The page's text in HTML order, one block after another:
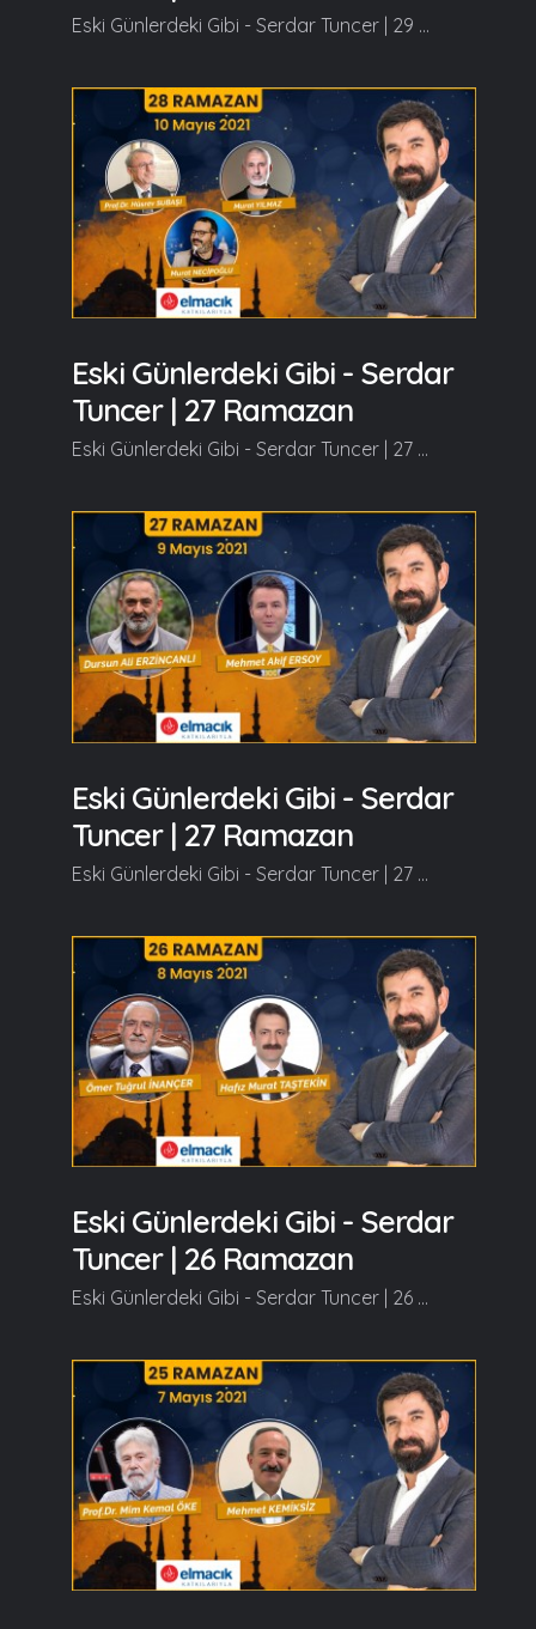
Eski Günlerdeki Gibi - Serdar Tuncer | 29 Ramazan Bugün sunucumuz Orhan KARAAĞAÇ, konuğumuz Serdar TUNCER olacak. Ramazan güzeldir, Beraber güzelleşelim...
Eski Günlerdeki Gibi - Serdar
Tuncer | 27 Ramazan
Eski Günlerdeki Gibi - Serdar Tuncer | 27 Ramazan Konuklarımız, Dursun Ali ERZİNCANLI ve Mehmet Akif ERSOY olacaklar. Ramazan güzeldir, Beraber güzelleşelim...
Eski Günlerdeki Gibi - Serdar
Tuncer | 27 Ramazan
Eski Günlerdeki Gibi - Serdar Tuncer | 27 Ramazan Konuklarımız, Dursun Ali ERZİNCANLI ve Mehmet Akif ERSOY olacaklar. Ramazan güzeldir, Beraber güzelleşelim...
Eski Günlerdeki Gibi - Serdar
Tuncer | 26 Ramazan
Eski Günlerdeki Gibi - Serdar Tuncer | 26 Ramazan Konuklarımız, Ömer Tuğrul İNANÇER ve Hafız Murat TAŞTEKİN olacaklar. Ramazan güzeldir, Beraber güzelleşelim...